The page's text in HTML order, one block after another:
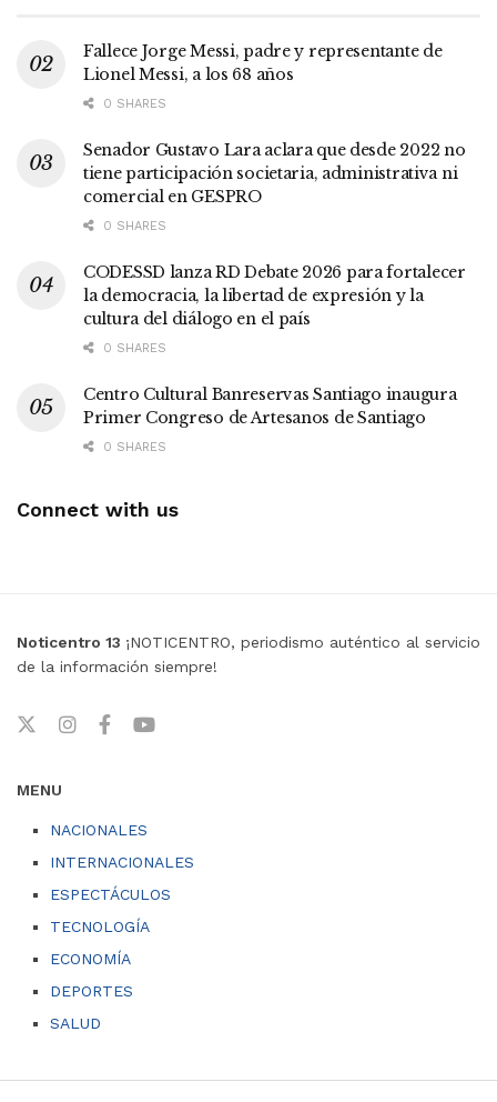
Fallece Jorge Messi, padre y representante de
Lionel Messi, a los 68 años
0 SHARES
Senador Gustavo Lara aclara que desde 2022 no
tiene participación societaria, administrativa ni
comercial en GESPRO
0 SHARES
CODESSD lanza RD Debate 2026 para fortalecer
la democracia, la libertad de expresión y la
cultura del diálogo en el país
0 SHARES
Centro Cultural Banreservas Santiago inaugura
Primer Congreso de Artesanos de Santiago
0 SHARES
Connect with us
Noticentro 13 ¡NOTICENTRO, periodismo auténtico al servicio
de la información siempre!
MENU
NACIONALES
INTERNACIONALES
ESPECTÁCULOS
TECNOLOGÍA
ECONOMÍA
DEPORTES
SALUD